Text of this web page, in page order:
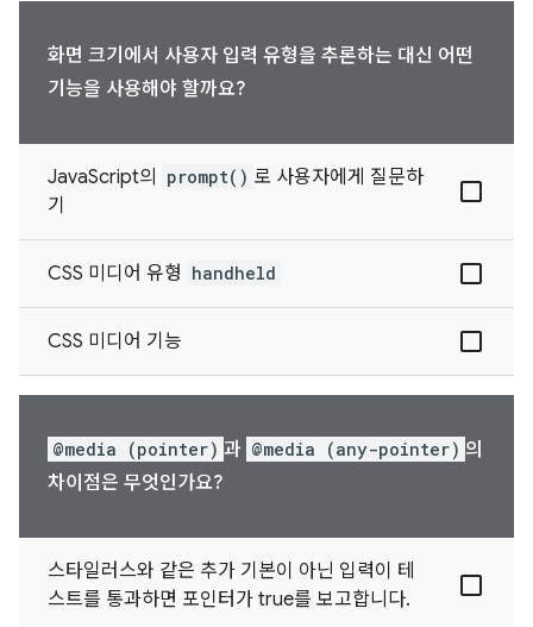
화면 크기에서 사용자 입력 유형을 추론하는 대신 어떤
기능을 사용해야 할까요?
JavaScript의 prompt() 로 사용자에게 질문하
기
CSS 미디어 유형 handheld
CSS 미디어 기능
@media (pointer) 과 @media (any-pointer) 의
차이점은 무엇인가요?
스타일러스와 같은 추가 기본이 아닌 입력이 테
스트를 통과하면 포인터가 true를 보고합니다.